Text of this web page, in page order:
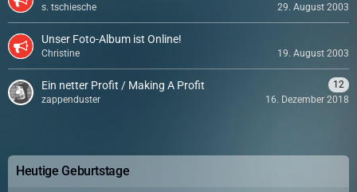
s. tschiesche 29. August 2003
Unser Foto-Album ist Online!
Christine 19. August 2003
Ein netter Profit / Making A Profit
12
zappenduster
16. Dezember 2018
Heutige Geburtstage